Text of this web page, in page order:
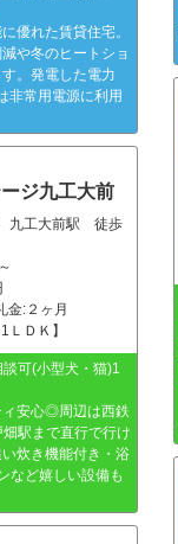
優れた賃貸住宅。
や冬のヒートショ
。発電した電力
非常用電源に利用
ジ九工大前
九工大前駅 徒歩
金:２ヶ月
ＬＤＫ】
可(小型犬・猫)1
ィ安心◎周辺は西鉄
駅まで直行で行け
炊き機能付き・浴
など嬉しい設備も